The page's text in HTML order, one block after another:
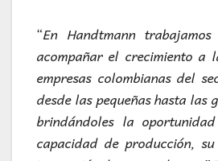
“En Handtmann
acompañar el crecimiento a
empresas colombianas del
desde las pequeñas hasta las
brindándoles la
capacidad de producción,